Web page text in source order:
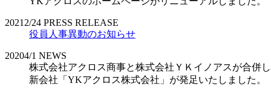
2021 2/24 PRESS RELEASE
役員人事異動のお知らせ
20204/1 NEWS
株式会社アクロス商事と株式会社ＹＫイノアスが合併し
新会社「YKアクロス株式会社」が発足いたしました。